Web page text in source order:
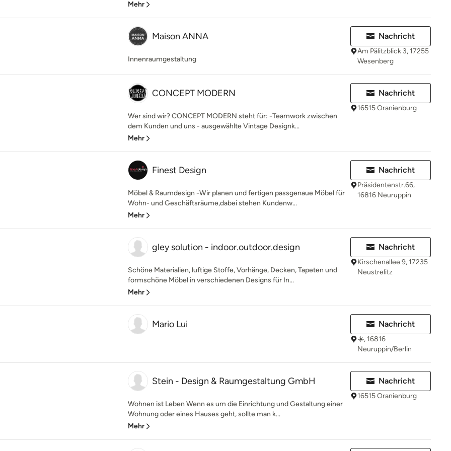
Mehr
Maison ANNA
Innenraumgestaltung
Nachricht
Am Pälitzblick 3, 17255
Wesenberg
CONCEPT MODERN
Wer sind wir? CONCEPT MODERN steht für: -Teamwork zwischen
dem Kunden und uns - ausgewählte Vintage Designk...
Mehr
Nachricht
16515 Oranienburg
Finest Design
Möbel & Raumdesign -Wir planen und fertigen passgenaue Möbel für
Wohn- und Geschäftsräume,dabei stehen Kundenw...
Mehr
Nachricht
Präsidentenstr.66,
16816 Neuruppin
gley solution - indoor.outdoor.design
Schöne Materialien, luftige Stoffe, Vorhänge, Decken, Tapeten und
formschöne Möbel in verschiedenen Designs für In...
Mehr
Nachricht
Kirschenallee 9, 17235
Neustrelitz
Mario Lui Nachricht
☀️, 16816
Neuruppin/Berlin
Stein - Design & Raumgestaltung GmbH
Wohnen ist Leben Wenn es um die Einrichtung und Gestaltung einer
Wohnung oder eines Hauses geht, sollte man k...
Mehr
Nachricht
16515 Oranienburg